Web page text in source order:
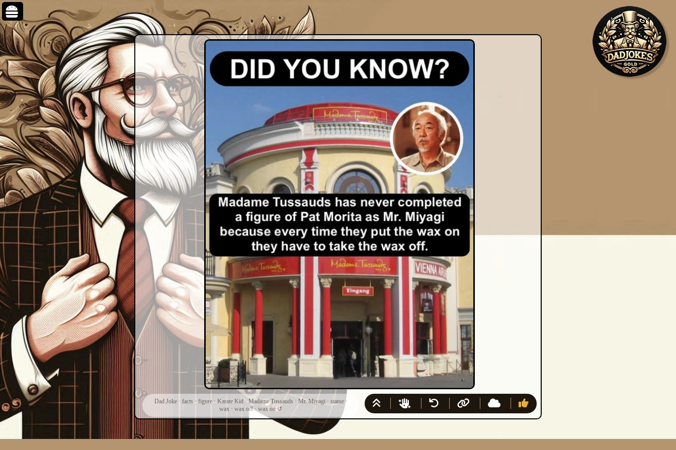
Dad Joke· facts · figure· Karate Kid· Madame Tussauds · Mr. Miyagi · statue·
wax · wax off· wax on ↺